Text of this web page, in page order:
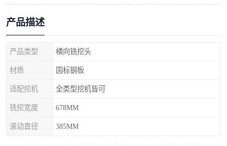
产品描述
产品类型 横向铣挖头
材质 国标钢板
适配挖机 全类型挖机皆可
铣挖宽度 678MM
滚动直径 385MM